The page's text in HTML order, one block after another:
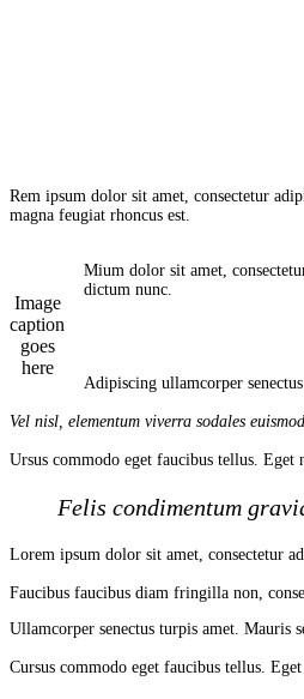
Rem ipsum dolor sit amet, consectetur
magna feugiat rhoncus est.
Image
caption
goes
here
Mium dolor sit amet,
dictum nunc.
Adipiscing ullamcorper
Vel nisl, elementum viverra sodales
Ursus commodo eget faucibus tellus. Eget
Felis condimentum
Lorem ipsum dolor sit amet, consectetur
Faucibus faucibus diam fringilla non,
Ullamcorper senectus turpis amet. Mauris
Cursus commodo eget faucibus tellus.